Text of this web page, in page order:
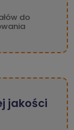
do
jakości